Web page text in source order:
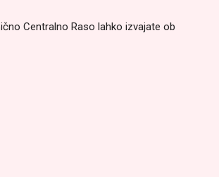
Centralno Raso lahko izvajate ob